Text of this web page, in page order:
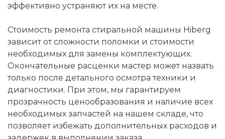
эффективно устраняют их на месте.
Стоимость ремонта стиральной машины Hiberg
зависит от сложности поломки и стоимости
необходимых для замены комплектующих.
Окончательные расценки мастер может назвать
только после детального осмотра техники и
диагностики. При этом, мы гарантируем
прозрачность ценообразования и наличие всех
необходимых запчастей на нашем складе, что
позволяет избежать дополнительных расходов и